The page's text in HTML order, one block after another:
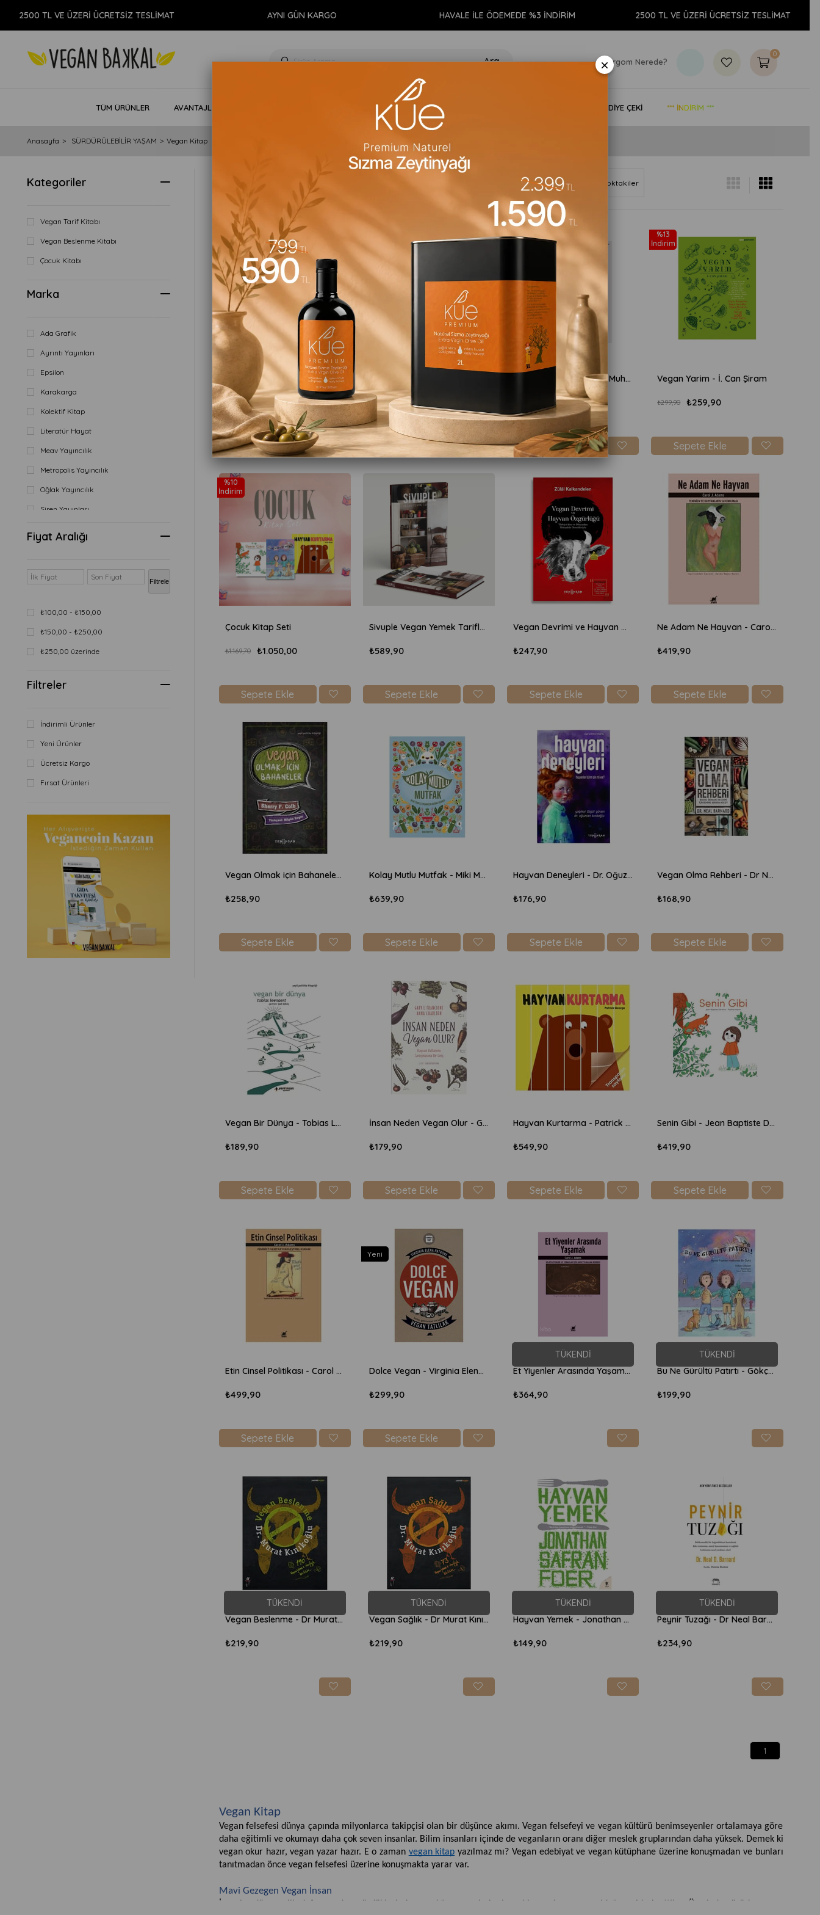
TL VE ÜZERİ ÜCRETSİZ TESLİMAT AYNI GÜN KARGO HAVALE İLE ÖDEMEDE %3 İNDİRİM 2500 TL VE ÜZERİ ÜCRETSİZ TESLİMAT
0
Kargom Nerede?
TÜM ÜRÜNLER AVANTAJLI PAKETLER TEMİZLİK HEDİYE ÇEKİ *** İNDİRİM ***
Anasayfa SÜRDÜRÜLEBİLİR YAŞAM Vegan Kitap
Kategoriler
Vegan Tarif Kitabı
Vegan Beslenme Kitabı
Çocuk Kitabı
Marka
Ada Grafik
Ayrıntı Yayınları
Epsilon
Karakarga
Kolektif Kitap
Literatür Hayat
Meav Yayıncılık
Metropolis Yayıncılık
Oğlak Yayıncılık
Siren Yayınları
Fiyat Aralığı
Filtrele
₺100,00 - ₺150,00
₺150,00 - ₺250,00
₺250,00 üzerinde
Filtreler
İndirimli Ürünler
Yeni Ürünler
Ücretsiz Kargo
Fırsat Ürünleri
Fiyata Göre (Azalan) Ürün Adına Göre (Z<A) Stoktakiler
Veganlık ve Kendini Bulma Sanatı - Yeliz Utku Konca
₺154,90
Sepete Ekle
₺179,90
Sepete Ekle
İçiyorsam Sebebi Var - Muhabbetiyle Birlikte Vegan Rakı Mezeleri - İ. Can Şiram
₺259,90
Sepete Ekle
%13
Vegan Yarim - İ. Can Şiram
₺259,90
₺299,90
Sepete Ekle
%13
İndirim
Çocuk Kitap Seti
₺1.050,00
₺1.169,70
Sepete Ekle
%10
İndirim
Sivuple Vegan Yemek Tarifleri
₺589,90
Sepete Ekle
Vegan Devrimi ve Hayvan Özgürlüğü - Zülal Kalkandelen
₺247,90
Sepete Ekle
Ne Adam Ne Hayvan - Carol J Adams
₺419,90
Sepete Ekle
Vegan Olmak için Bahaneler - Sherry F.Colb
₺258,90
Sepete Ekle
Kolay Mutlu Mutfak - Miki Mottes
₺639,90
Sepete Ekle
Hayvan Deneyleri - Dr. Oğuzcan Kınıkoğlu
₺176,90
Sepete Ekle
Vegan Olma Rehberi - Dr Neal Barnard
₺168,90
Sepete Ekle
Vegan Bir Dünya - Tobias Leenaert
₺189,90
Sepete Ekle
İnsan Neden Vegan Olur - Gary L Francione ve Anna
₺179,90
Sepete Ekle
Hayvan Kurtarma - Patrick George
₺549,90
Sepete Ekle
Senin Gibi - Jean Baptiste Del Amo
₺419,90
Sepete Ekle
Etin Cinsel Politikası - Carol J Adams
₺499,90
Sepete Ekle
Dolce Vegan - Virginia Elena Patrone
₺299,90
Sepete Ekle
Yeni
TÜKENDI
Et Yiyenler Arasında Yaşamak - Carol J Adams
₺364,90
TÜKENDI
Bu Ne Gürültü Patırtı - Gökçe Gökçeer
₺199,90
TÜKENDI
Vegan Beslenme - Dr Murat Kınıkoğlu
₺219,90
TÜKENDI
Vegan Sağlık - Dr Murat Kınıkoğlu
₺219,90
TÜKENDI
Hayvan Yemek - Jonathan Safran Foer
₺149,90
TÜKENDI
Peynir Tuzağı - Dr Neal Barnard
₺234,90
1
Vegan Kitap
Vegan felsefesi dünya çapında milyonlarca takipçisi olan bir düşünce akımı. Vegan felsefeyi ve vegan kültürü benimseyenler ortalamaya göre
daha eğitimli ve okumayı daha çok seven insanlar. Bilim insanları içinde de veganların oranı diğer meslek gruplarından daha yüksek. Demek ki
vegan okur hazır, vegan yazar hazır. E o zaman vegan kitap yazılmaz mı? Vegan edebiyat ve vegan kütüphane üzerine konuşmadan ve bunları
tanıtmadan önce vegan felsefesi üzerine konuşmakta yarar var.
Mavi Gezegen Vegan İnsan
İnsanlar dünyayı ilk defa uzaydan gördüklerinde yaşadığımız yerin kırılgan bir mavi gezegen olduğunu idrak ettiler. Üzerinde yürürken veya
×